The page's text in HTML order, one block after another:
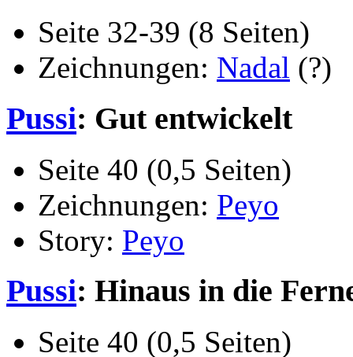
Seite 32-39 (8 Seiten)
Zeichnungen: Nadal (?)
Pussi: Gut entwickelt
Seite 40 (0,5 Seiten)
Zeichnungen: Peyo
Story: Peyo
Pussi: Hinaus in die
Seite 40 (0,5 Seiten)